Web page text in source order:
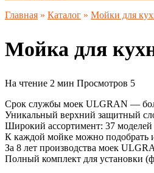
Главная » Каталог » Мойки для
Мойка для
На чтение 2 мин Просмотров 5
Срок службы моек ULGRAN —
Уникальный верхний защитный
Широкий ассортимент: 37
К каждой мойке можно подобрать
За 8 лет производства моек
Полный комплект для установки